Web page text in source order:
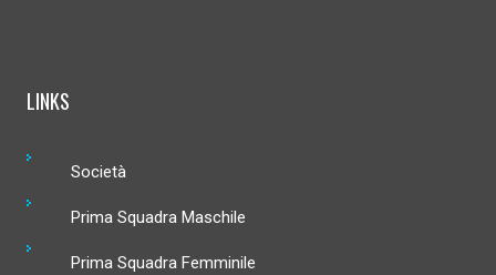
LINKS
Società
Prima Squadra Maschile
Prima Squadra Femminile